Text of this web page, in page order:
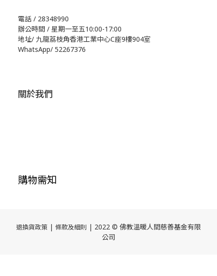
電話 / 28348990
辦公時間 / 星期一至五10:00-17:00
地址/ 九龍荔枝角香港工業中心C座9樓904室
WhatsApp/ 52267376
關於我們
購物需知
退換貨政策 | 條款及細則 | 2022 © 佛教溫暖人間慈善基金有限
公司